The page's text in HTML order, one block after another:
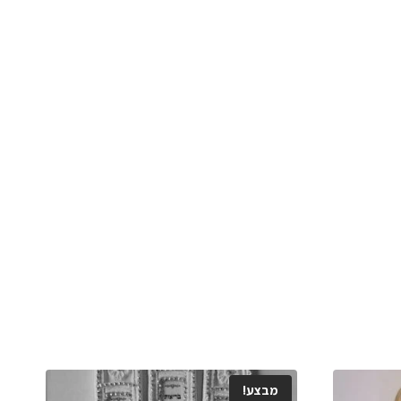
מבצע!